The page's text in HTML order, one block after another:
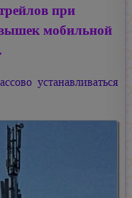
при
мобильной
устанавливаться